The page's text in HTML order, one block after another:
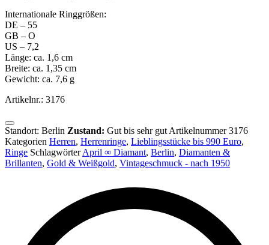
Internationale Ringgrößen:
DE – 55
GB – O
US – 7,2
Länge: ca. 1,6 cm
Breite: ca. 1,35 cm
Gewicht: ca. 7,6 g
Artikelnr.: 3176
Standort: Berlin Zustand: Gut bis sehr gut Artikelnummer3176
Kategorien Herren, Herrenringe, Lieblingsstücke bis 990 Euro,
Ringe Schlagwörter April ∞ Diamant, Berlin, Diamanten &
Brillanten, Gold & Weißgold, Vintageschmuck - nach 1950